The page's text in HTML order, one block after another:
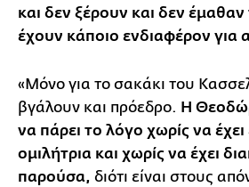
και δεν ξέρουν και δεν
έχουν κάποιο ενδιαφέρον για
«Μόνο για το σακάκι του
βγάλουν και πρόεδρο. Η
να πάρει το λόγο χωρίς να
ομιλήτρια και χωρίς να έχει
παρούσα, διότι είναι στους